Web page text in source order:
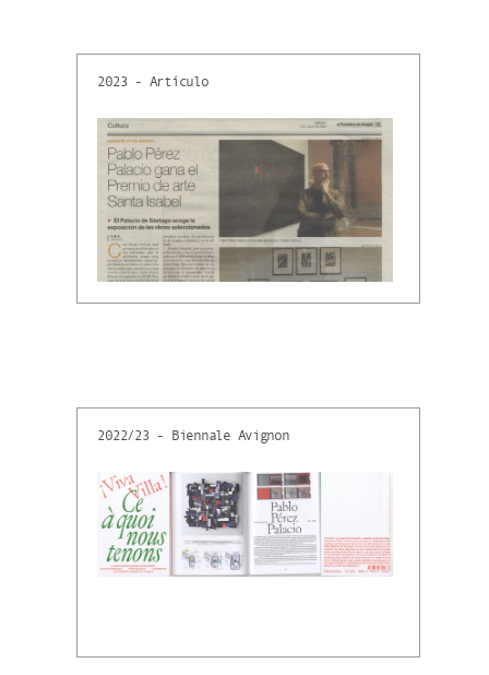
2023 - Artículo
2022/23 - Biennale Avignon